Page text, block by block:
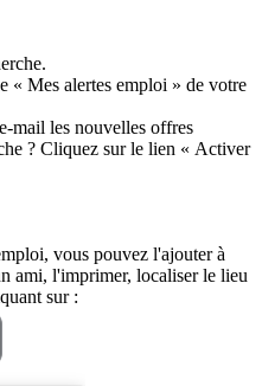
« Mes alertes emploi » de votre
mail les nouvelles offres
? Cliquez sur le lien « Activer
vous pouvez l'ajouter à
ami, l'imprimer, localiser le lieu
sur :